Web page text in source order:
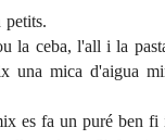
petits.
la ceba, l'all i la
una mica d'aigua
es fa un puré ben fi